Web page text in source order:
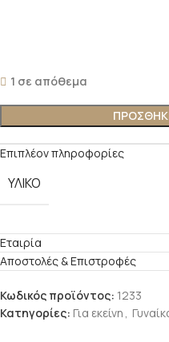
1 σε απόθεμα
Επιπλέον πληροφορίες
ΥΛΙΚΌ
Εταιρία
Αποστολές & Επιστροφές
Κωδικός προϊόντος: 1233
Κατηγορίες: Για εκείνη ,